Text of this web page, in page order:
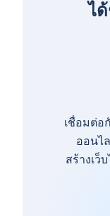
ไ
เชื่อมต่อ
ออนไ
สร้างเว็